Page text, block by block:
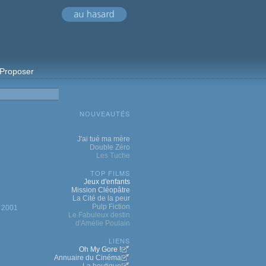
Proposer
2001
NOUVEAUTÉS
J'ai tué ma mère
Double Zéro
Les Tuche
TOP FILMS
Jeux d'enfants
Mission Cléopâtre
La Cité de la peur
Pulp Fiction
Le Fabuleux destin
d'Amélie Poulain
LIENS
Oh My Gore !
Annuaire du Cinéma